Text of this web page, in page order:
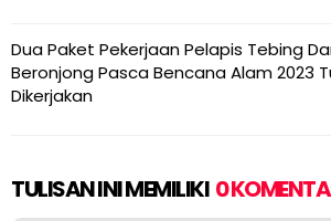
Dua Paket Pekerjaan Pelapis Tebing
Beronjong Pasca Bencana Alam 2023
Dikerjakan
TULISAN INI MEMILIKI 0